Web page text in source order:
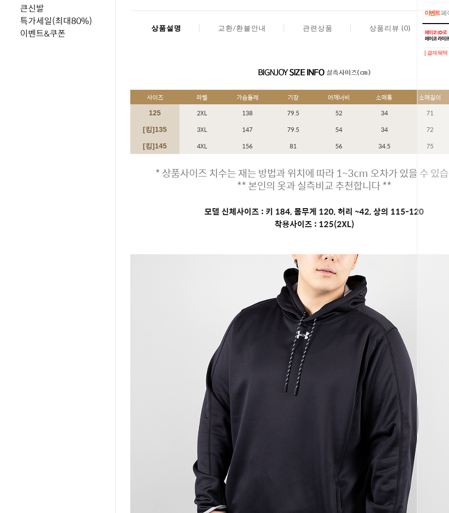
큰신발
특가세일(최대80%)
이벤트&쿠폰
이벤트페
이벤트페
[ 결제혜
상품설명 교환/환불안내 관련상품 상품리뷰 (0)
사이즈 라벨 가슴둘레 기장 어깨너비 소매통 소매길이
125 2XL 138 79.5 52 34 71
[킹]135 3XL 147 79.5 54 34 72
[킹]145 4XL 156 81 56 34.5 75
* 상품사이즈 치수는 재는 방법과 위치에 따라 1~3cm 오차가 있을 수 있
** 본인의 옷과 실측비교 추천합니다 **
모델 신체사이즈 : 키 184, 몸무게 120, 허리 ~42, 상의 115-120
착용사이즈 : 125(2XL)